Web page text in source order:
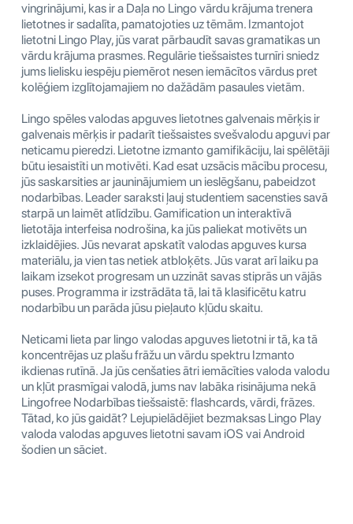
vingrinājumi, kas ir a Daļa no Lingo vārdu krājuma trenera
lietotnes ir sadalīta, pamatojoties uz tēmām. Izmantojot
lietotni Lingo Play, jūs varat pārbaudīt savas gramatikas un
vārdu krājuma prasmes. Regulārie tiešsaistes turnīri sniedz
jums lielisku iespēju piemērot nesen iemācītos vārdus pret
kolēģiem izglītojamajiem no dažādām pasaules vietām.
Lingo spēles valodas apguves lietotnes galvenais mērķis ir
galvenais mērķis ir padarīt tiešsaistes svešvalodu apguvi par
neticamu pieredzi. Lietotne izmanto gamifikāciju, lai spēlētāji
būtu iesaistīti un motivēti. Kad esat uzsācis mācību procesu,
jūs saskarsities ar jauninājumiem un ieslēgšanu, pabeidzot
nodarbības. Leader saraksti ļauj studentiem sacensties savā
starpā un laimēt atlīdzību. Gamification un interaktīvā
lietotāja interfeisa nodrošina, ka jūs paliekat motivēts un
izklaidējies. Jūs nevarat apskatīt valodas apguves kursa
materiālu, ja vien tas netiek atbloķēts. Jūs varat arī laiku pa
laikam izsekot progresam un uzzināt savas stiprās un vājās
puses. Programma ir izstrādāta tā, lai tā klasificētu katru
nodarbību un parāda jūsu pieļauto kļūdu skaitu.
Neticami lieta par lingo valodas apguves lietotni ir tā, ka tā
koncentrējas uz plašu frāžu un vārdu spektru Izmanto
ikdienas rutīnā. Ja jūs cenšaties ātri iemācīties valoda valodu
un kļūt prasmīgai valodā, jums nav labāka risinājuma nekā
Lingofree Nodarbības tiešsaistē: flashcards, vārdi, frāzes.
Tātad, ko jūs gaidāt? Lejupielādējiet bezmaksas Lingo Play
valoda valodas apguves lietotni savam iOS vai Android
šodien un sāciet.